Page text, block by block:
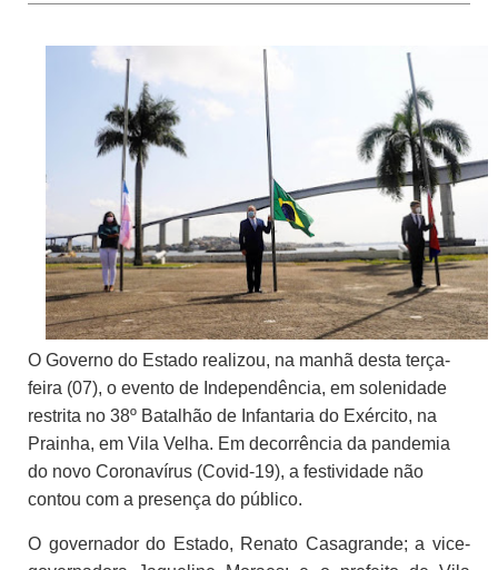
O Governo do Estado realizou, na manhã desta terça-
feira (07), o evento de Independência, em solenidade
restrita no 38º Batalhão de Infantaria do Exército, na
Prainha, em Vila Velha. Em decorrência da pandemia
do novo Coronavírus (Covid-19), a festividade não
contou com a presença do público.
O governador do Estado, Renato Casagrande; a vice-